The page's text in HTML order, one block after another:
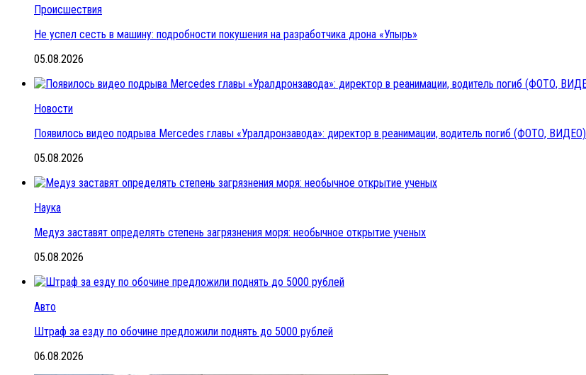
Происшествия
Не успел сесть в машину: подробности покушения на разработчика дрона «Упырь»
05.08.2026
Новости
Появилось видео подрыва Mercedes главы «Уралдронзавода»: директор в реанимации, водитель погиб (ФОТО, ВИДЕО)
05.08.2026
Наука
Медуз заставят определять степень загрязнения моря: необычное открытие ученых
05.08.2026
Авто
Штраф за езду по обочине предложили поднять до 5000 рублей
06.08.2026